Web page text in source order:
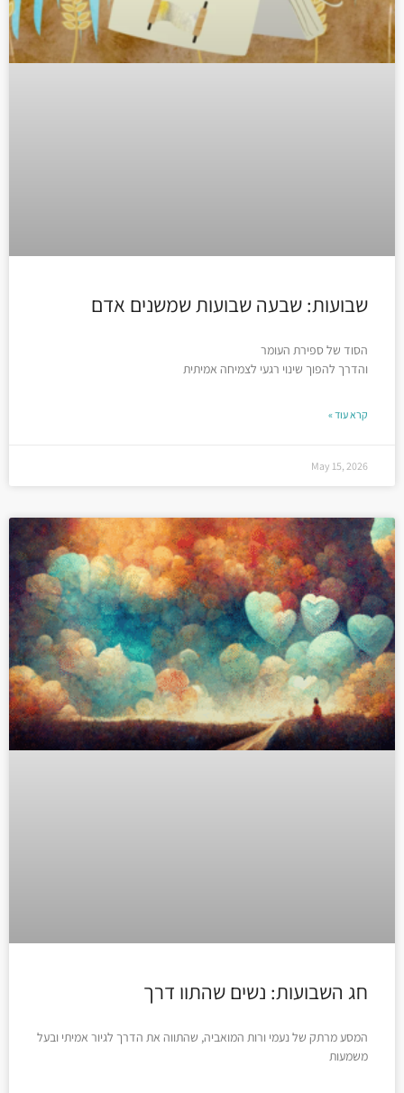
שבועות: שבעה שבועות שמשנים אדם
הסוד של ספירת העומר
והדרך להפוך שינוי רגעי לצמיחה אמיתית
קרא עוד »
May 15, 2026
חג השבועות: נשים שהתוו דרך
המסע מרתק של נעמי ורות המואביה, שהתווה את הדרך לגיור אמיתי ובעל
משמעות